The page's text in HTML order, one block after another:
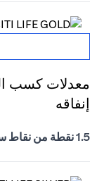
إنفاقه
1.5 نقطة من نقاط سيتي دولارز على جميع المشتريات